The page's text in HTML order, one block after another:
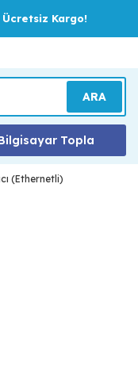
Ücretsiz Kargo!
ARA
Topla